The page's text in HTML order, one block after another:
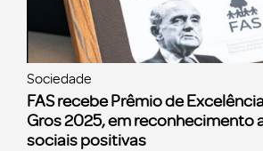
Sociedade
FAS recebe Prêmio de
Gros 2025, em reconhecimento
sociais positivas